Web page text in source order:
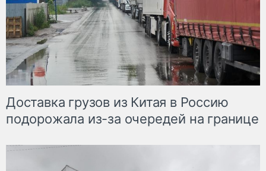
Доставка грузов из Китая в Россию
подорожала из-за очередей на границе